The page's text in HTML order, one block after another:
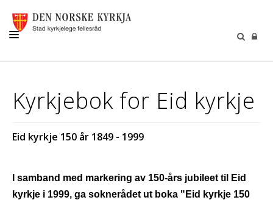
LIVSVEGEN
GRAVPLASS
SELJUMANNAMESSE
Kyrkjebok for Eid kyrkje
Eid kyrkje 150 år 1849 - 1999
I samband med markering av 150-års jubileet til Eid
kyrkje i 1999, ga soknerådet ut boka "Eid kyrkje 150